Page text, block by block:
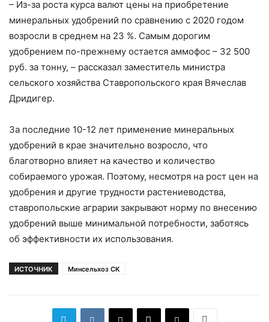
– Из-за роста курса валют цены на приобретение
минеральных удобрений по сравнению с 2020 годом
возросли в среднем на 23 %. Самым дорогим
удобрением по-прежнему остается аммофос – 32 500
руб. за тонну, – рассказал заместитель министра
сельского хозяйства Ставропольского края Вячеслав
Дридигер.
За последние 10-12 лет применение минеральных
удобрений в крае значительно возросло, что
благотворно влияет на качество и количество
собираемого урожая. Поэтому, несмотря на рост цен на
удобрения и другие трудности растениеводства,
ставропольские аграрии закрывают норму по внесению
удобрений выше минимальной потребности, заботясь
об эффективности их использования.
ИСТОЧНИК Минсельхоз СК